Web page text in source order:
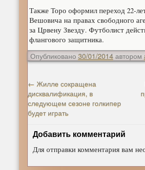
Также Торо оформил переход 22-
Вешовича на правах свободного
за Црвену Звезду. Футболист
флангового защитника.
Опубликовано 30/01/2014 автором
← Жилле сокращена
дисквалификация, в
следующем сезоне голкипер
будет играть
Добавить комментарий
Для отправки комментария вам